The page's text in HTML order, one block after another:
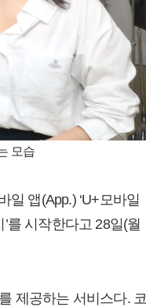
모습
일 앱(App.) ‘U+모바일
를 시작한다고 28일(월
제공하는 서비스다. 코